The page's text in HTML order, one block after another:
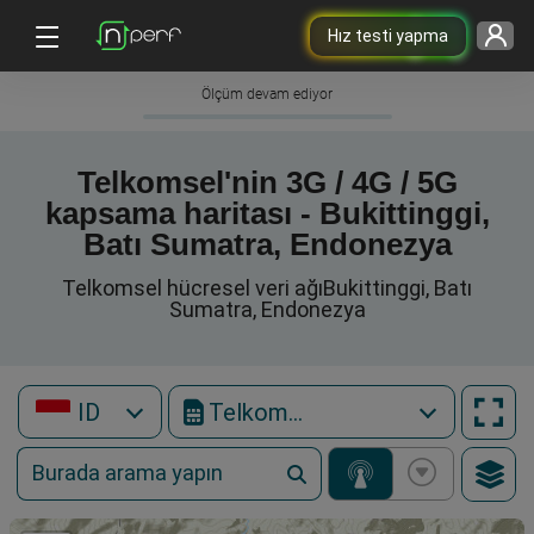
Hız testi yapma
Ölçüm devam ediyor
Telkomsel'nin 3G / 4G / 5G
kapsama haritası - Bukittinggi,
Batı Sumatra, Endonezya
Telkomsel hücresel veri ağıBukittinggi, Batı
Sumatra, Endonezya
ID Telkomsel